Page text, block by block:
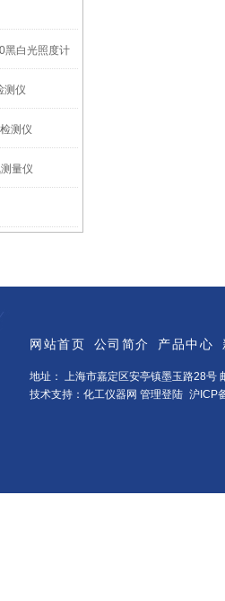
黑白光照度计
测仪
测仪
量仪
网站首页 公司简介 产品中心
地址： 上海市嘉定区安亭镇墨玉路28号
技术支持：化工仪器网 管理登陆 沪ICP